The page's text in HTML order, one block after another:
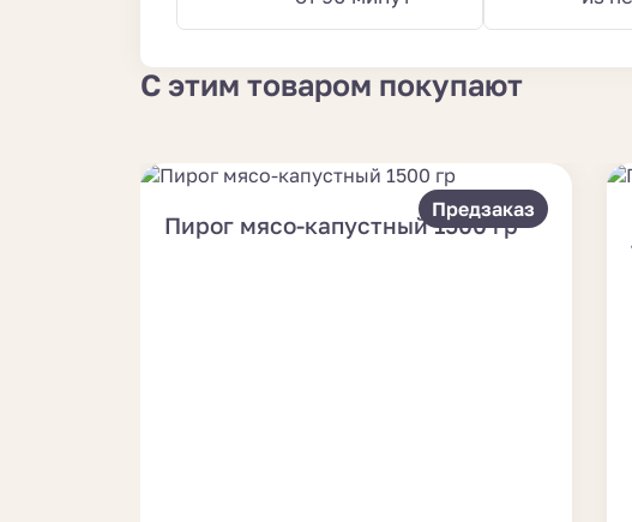
С этим товаром покупают
Предзаказ
Пирог мясо-капустный 1500 гр